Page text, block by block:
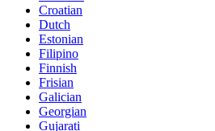
Croatian
Dutch
Estonian
Filipino
Finnish
Frisian
Galician
Georgian
Gujarati